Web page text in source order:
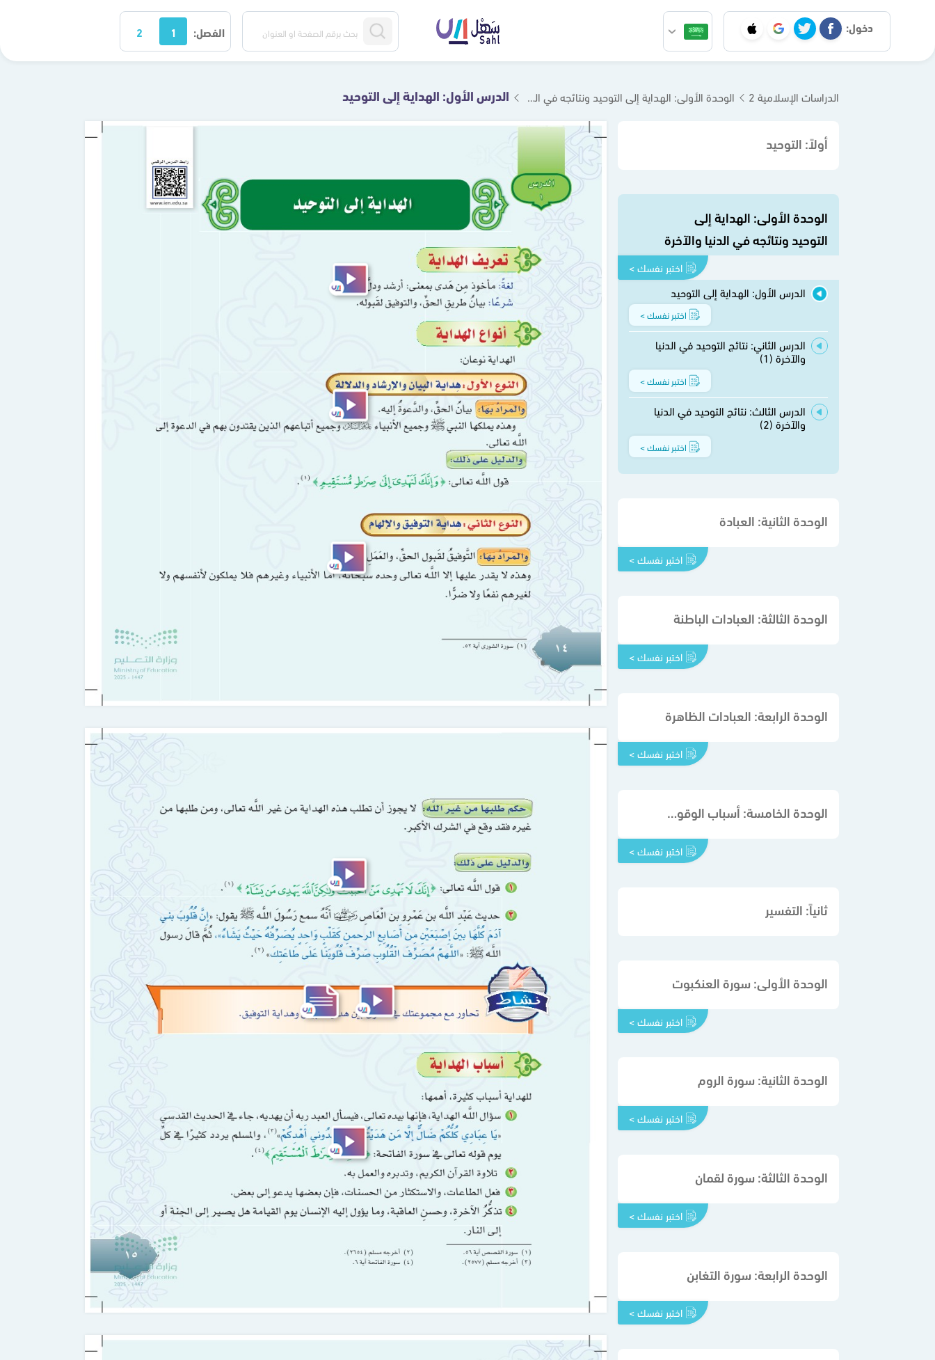
دخول: الفصل: 1
2
الدراسات الإسلامية 2 الوحدة الأولى: الهداية إلى التوحيد ونتائجه في الدنيا والآخرة الدرس الأول: الهداية إلى التوحيد
أولاً: التوحيد
الوحدة الأولى: الهداية إلى
التوحيد ونتائجه في الدنيا والآخرة
اختبر نفسك >
الدرس الأول: الهداية إلى التوحيد
اختبر نفسك >
الدرس الثاني: نتائج التوحيد في الدنيا
والآخرة (1)
اختبر نفسك >
الدرس الثالث: نتائج التوحيد في الدنيا
والآخرة (2)
اختبر نفسك >
الوحدة الثانية: العبادة
اختبر نفسك >
الوحدة الثالثة: العبادات الباطنة
اختبر نفسك >
الوحدة الرابعة: العبادات الظاهرة
اختبر نفسك >
الوحدة الخامسة: أسباب الوقوع في الشرك
اختبر نفسك >
ثانياً: التفسير
الوحدة الأولى: سورة العنكبوت
اختبر نفسك >
الوحدة الثانية: سورة الروم
اختبر نفسك >
الوحدة الثالثة: سورة لقمان
اختبر نفسك >
الوحدة الرابعة: سورة التغابن
اختبر نفسك >